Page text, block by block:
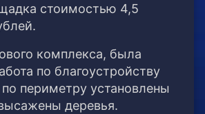
стоимостью 4,5
комплекса, была
по благоустройству
периметру установлены
деревья.